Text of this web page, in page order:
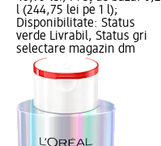
l (244,75 lei pe 1 l);
Disponibilitate: Status
verde Livrabil, Status gri
selectare magazin dm